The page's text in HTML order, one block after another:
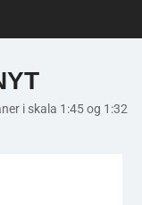
i skala 1:45 og 1:32